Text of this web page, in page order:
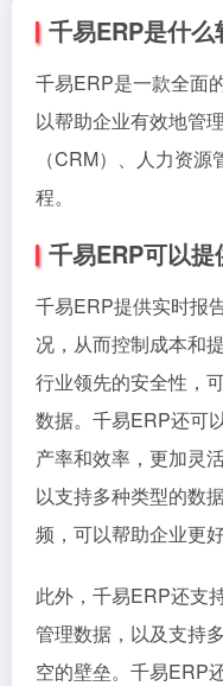
千易ERP是什么
千易ERP是一款全面
以帮助企业有效地管
（CRM）、人力资
程。
千易ERP可以提
千易ERP提供实时报
况，从而控制成本和
行业领先的安全性，
数据。千易ERP还可
产率和效率，更加灵
以支持多种类型的数
频，可以帮助企业更
此外，千易ERP还支
管理数据，以及支持
空的壁垒。千易ERP